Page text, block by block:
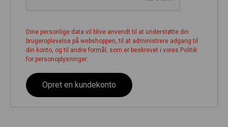
Dine personlige data vil blive anvendt til at understøtte din
brugeroplevelse på webshoppen, til at administrere adgang til
din konto, og til andre formål, som er beskrevet i vores Politik
for personoplysninger.
Opret en kundekonto